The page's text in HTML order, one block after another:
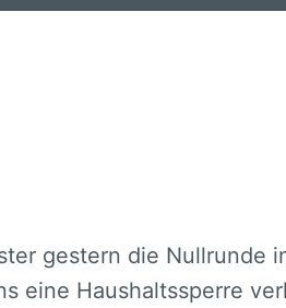
gestern die Nullrunde
eine Haushaltssperre